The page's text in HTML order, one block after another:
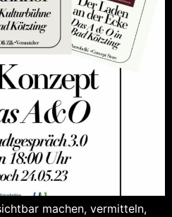
machen, vermitteln,